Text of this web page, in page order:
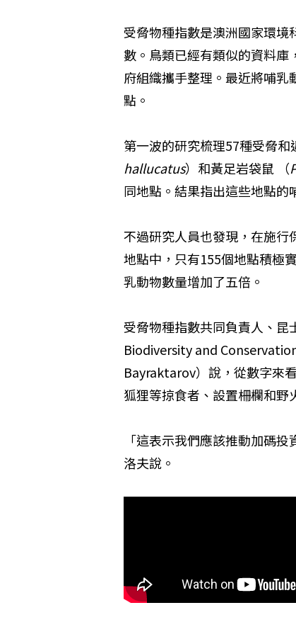
受脅物種指數是澳洲國家環境
數。鳥類已經有類似的資料庫
府組織攜手整理。最近將哺
點。
第一波的研究梳理57種受脅
hallucatus）和黃足岩袋鼠 （
同地點。結果指出這些地點的
不過研究人員也發現，在施行
地點中，只有155個地點積極
乳動物數量增加了五倍。
受脅物種指數共同負責人、
Biodiversity and
Bayraktarov）說，從數字來
狐狸等掠食者、設置柵欄和野
「這表示我們應該推動加碼
洛夫說。